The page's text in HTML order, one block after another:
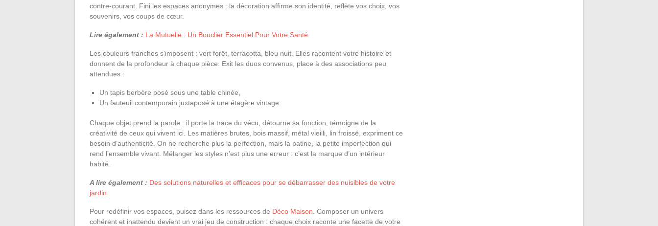
contre-courant. Fini les espaces anonymes : la décoration affirme son identité, reflète vos choix, vos
souvenirs, vos coups de cœur.
Lire également : La Mutuelle : Un Bouclier Essentiel Pour Votre Santé
Les couleurs franches s’imposent : vert forêt, terracotta, bleu nuit. Elles racontent votre histoire et
donnent de la profondeur à chaque pièce. Exit les duos convenus, place à des associations peu
attendues :
Un tapis berbère posé sous une table chinée,
Un fauteuil contemporain juxtaposé à une étagère vintage.
Chaque objet prend la parole : il porte la trace du vécu, détourne sa fonction, témoigne de la
créativité de ceux qui vivent ici. Les matières brutes, bois massif, métal vieilli, lin froissé, expriment ce
besoin d’authenticité. On ne recherche plus la perfection, mais la patine, la petite imperfection qui
rend l’ensemble vivant. Mélanger les styles n’est plus une erreur : c’est la marque d’un intérieur
habité.
A lire également : Des solutions naturelles et efficaces pour se débarrasser des nuisibles de votre
jardin
Pour redéfinir vos espaces, puisez dans les ressources de Déco Maison . Composer un univers
cohérent et inattendu devient un vrai jeu de construction : chaque choix raconte une facette de votre